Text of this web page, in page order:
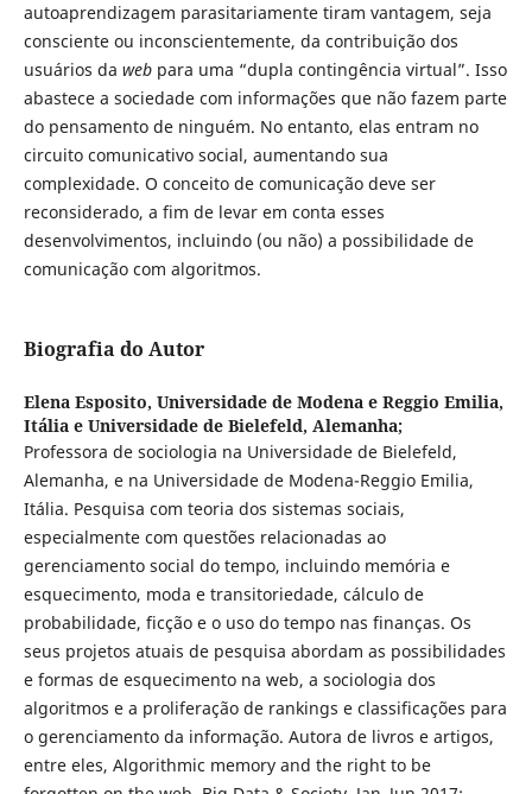
autoaprendizagem parasitariamente tiram vantagem, seja
consciente ou inconscientemente, da contribuição dos
usuários da web para uma “dupla contingência virtual”. Isso
abastece a sociedade com informações que não fazem parte
do pensamento de ninguém. No entanto, elas entram no
circuito comunicativo social, aumentando sua
complexidade. O conceito de comunicação deve ser
reconsiderado, a fim de levar em conta esses
desenvolvimentos, incluindo (ou não) a possibilidade de
comunicação com algoritmos.
Biografia do Autor
Elena Esposito, Universidade de Modena e Reggio Emilia,
Itália e Universidade de Bielefeld, Alemanha;
Professora de sociologia na Universidade de Bielefeld,
Alemanha, e na Universidade de Modena-Reggio Emilia,
Itália. Pesquisa com teoria dos sistemas sociais,
especialmente com questões relacionadas ao
gerenciamento social do tempo, incluindo memória e
esquecimento, moda e transitoriedade, cálculo de
probabilidade, ficção e o uso do tempo nas finanças. Os
seus projetos atuais de pesquisa abordam as possibilidades
e formas de esquecimento na web, a sociologia dos
algoritmos e a proliferação de rankings e classificações para
o gerenciamento da informação. Autora de livros e artigos,
entre eles, Algorithmic memory and the right to be